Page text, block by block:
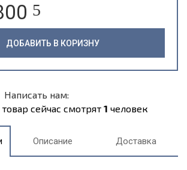
5
ДОБАВИТЬ В КОРИЗНУ
Написать нам:
товар сейчас смотрят 1 человек
Описание Доставка